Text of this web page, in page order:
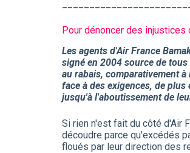
Pour dénoncer des injustices
Les agents d'Air France
signé en 2004 source de
au rabais, comparativement
face à des exigences, de
jusqu'à l'aboutissement de
Si rien n'est fait du côté d'Air
découdre parce qu'excédés
floués par leur direction des